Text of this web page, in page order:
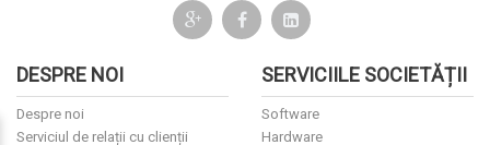
DESPRE NOI
Despre noi
Serviciul de relații cu clienții
SERVICIILE SOCIETĂȚII
Software
Hardware